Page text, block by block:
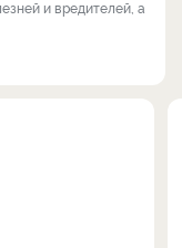
и вредителей, а